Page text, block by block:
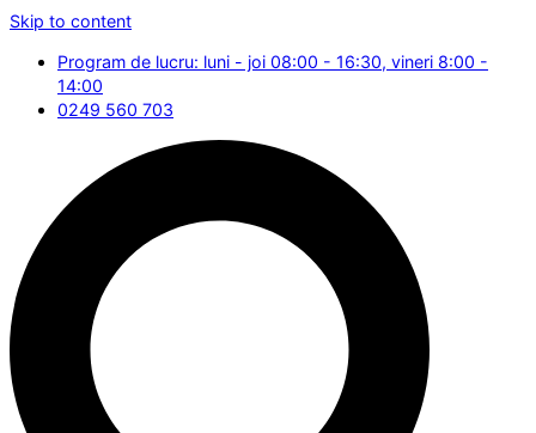
Skip to content
Program de lucru: luni - joi 08:00 - 16:30, vineri 8:00 -
14:00
0249 560 703